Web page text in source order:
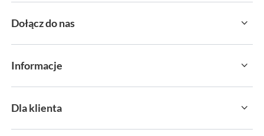
Dołącz do nas
Informacje
Dla klienta